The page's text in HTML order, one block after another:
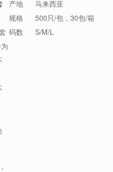
产地
马来西亚
规格
500只/包，30包/箱
码数 S/M/L